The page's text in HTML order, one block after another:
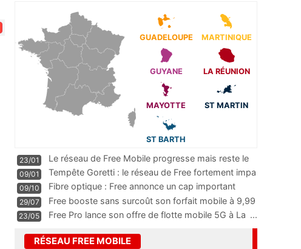
GUADELOUPE MARTINIQUE
GUYANE LA RÉUNION
MAYOTTE ST MARTIN
ST BARTH
23/01
Le réseau de Free Mobile progresse mais reste le
m
...
09/01
Tempête Goretti : le réseau de Free fortement impa
09/10
Fibre optique : Free annonce un cap important
pass
...
29/07
Free booste sans surcoût son forfait mobile à 9,99
23/05 Free Pro lance son offre de flotte mobile 5G à La ...
RÉSEAU FREE MOBILE